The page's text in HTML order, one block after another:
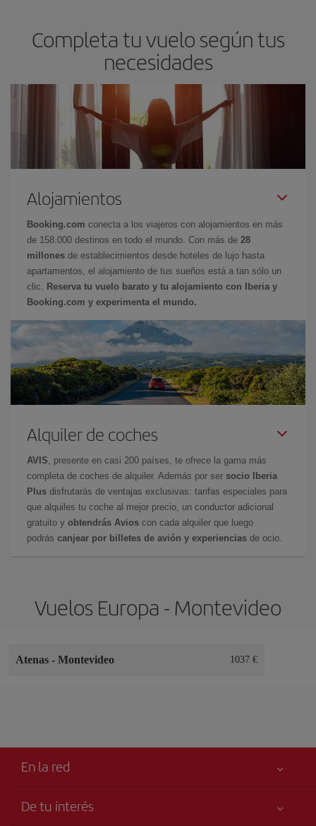
Completa tu vuelo según tus
necesidades
Alojamientos
Booking.com conecta a los viajeros con alojamientos en más
de 158.000 destinos en todo el mundo. Con más de 28
millones de establecimientos desde hoteles de lujo hasta
apartamentos, el alojamiento de tus sueños está a tan sólo un
clic.
Reserva tu vuelo barato y tu alojamiento con Iberia y
Booking.com y experimenta el mundo.
Alquiler de coches
AVIS , presente en casi 200 países, te ofrece la gama más
completa de coches de alquiler. Además por ser socio Iberia
Plus disfrutarás de ventajas exclusivas: tarifas especiales para
que alquiles tu coche al mejor precio, un conductor adicional
gratuito y obtendrás Avios con cada alquiler que luego
podrás canjear por billetes de avión y experiencias de ocio.
Vuelos Europa - Montevideo
Atenas - Montevideo 1037 €
En la red
De tu interés